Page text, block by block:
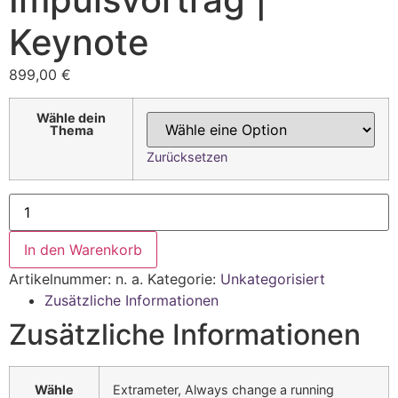
Keynote
899,00 €
Wähle dein
Thema
Zurücksetzen
Impulsvortrag
Keynote
Menge
In den Warenkorb
Artikelnummer: n. a. Kategorie: Unkategorisiert
Zusätzliche Informationen
Zusätzliche Informationen
Wähle Extrameter, Always change a running